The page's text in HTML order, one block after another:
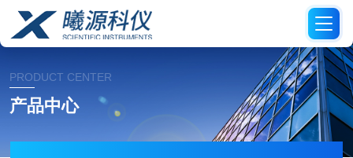
PRODUCT CENTER
产品中心